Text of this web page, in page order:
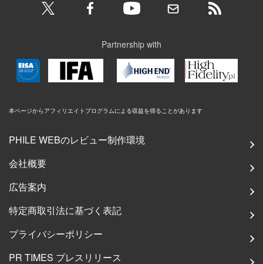
Partnership with
本ページからアフィリエイトプログラムによる収益を得ることがあります
PHILE WEBのレビュー制作環境
会社概要
広告案内
特定商取引法に基づく表記
プライバシーポリシー
PR TIMES プレスリリース